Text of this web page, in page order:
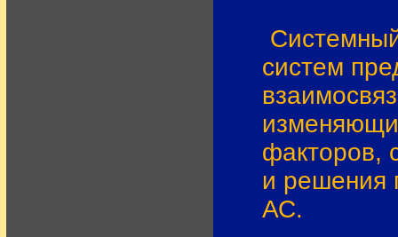
систем
факторов,
и решения
АС.